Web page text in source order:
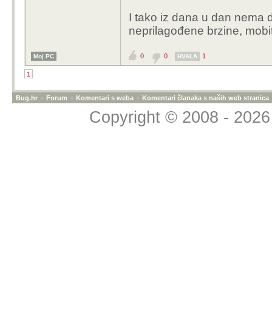
I tako iz dana u dan nema
neprilagođene brzine,
Moj PC 0 0 HVALA 1
1
Bug.hr » Forum » Komentari s weba » Komentari članaka s naših web stranica
Copyright © 2008 -